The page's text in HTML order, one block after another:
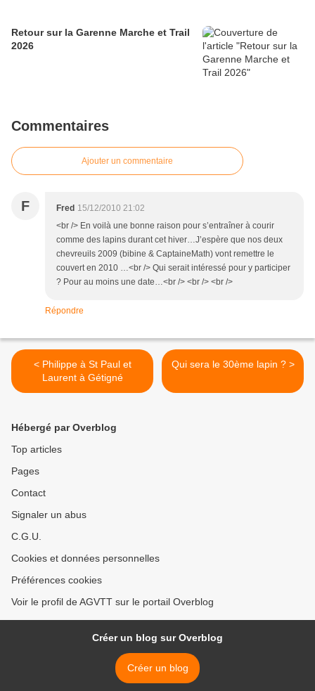
Retour sur la Garenne Marche et Trail
2026
Commentaires
Ajouter un commentaire
F Fred 15/12/2010 21:02
<br /> En voilà une bonne raison pour s’entraîner à courir
comme des lapins durant cet hiver…J’espère que nos deux
chevreuils 2009 (bibine & CaptaineMath) vont remettre le
couvert en 2010 …<br /> Qui serait intéressé pour y participer
? Pour au moins une date…<br /> <br /> <br />
Répondre
< Philippe à St Paul et
Laurent à Gétigné
Qui sera le 30ème lapin ? >
Hébergé par Overblog
Top articles
Pages
Contact
Signaler un abus
C.G.U.
Cookies et données personnelles
Préférences cookies
Voir le profil de AGVTT sur le portail Overblog
Créer un blog sur Overblog
Créer un blog